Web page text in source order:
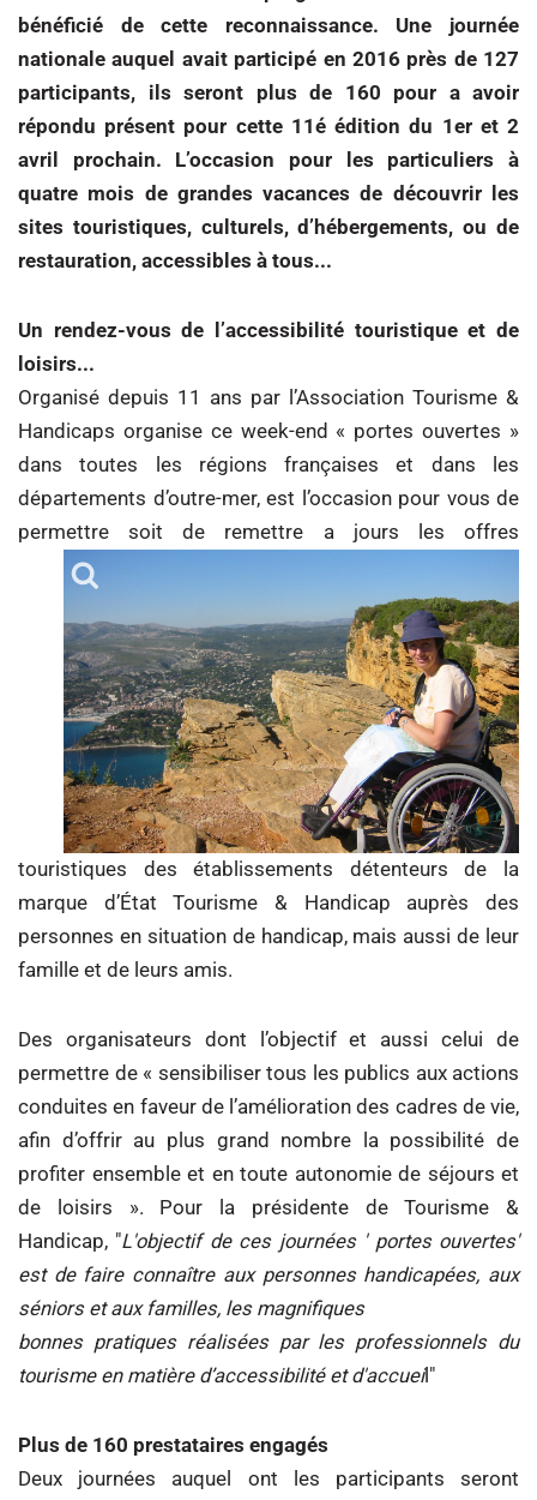
bénéficié de cette reconnaissance. Une journée
nationale auquel avait participé en 2016 près de 127
participants, ils seront plus de 160 pour a avoir
répondu présent pour cette 11é édition du 1er et 2
avril prochain. L’occasion pour les particuliers à
quatre mois de grandes vacances de découvrir les
sites touristiques, culturels, d’hébergements, ou de
restauration, accessibles à tous...
Un rendez-vous de l’accessibilité touristique et de
loisirs...
Organisé depuis 11 ans par l’Association Tourisme &
Handicaps organise ce week-end « portes ouvertes »
dans toutes les régions françaises et dans les
départements d’outre-mer, est l’occasion pour vous de
permettre soit de remettre a jours les offres
touristiques des établissements détenteurs de la
marque d’État Tourisme & Handicap auprès des
personnes en situation de handicap, mais aussi de leur
famille et de leurs amis.
Des organisateurs dont l’objectif et aussi celui de
permettre de « sensibiliser tous les publics aux actions
conduites en faveur de l’amélioration des cadres de vie,
afin d’offrir au plus grand nombre la possibilité de
profiter ensemble et en toute autonomie de séjours et
de loisirs ». Pour la présidente de Tourisme &
Handicap, "L'objectif de ces journées ' portes ouvertes'
est de faire connaître aux personnes handicapées, aux
séniors et aux familles, les magnifiques
bonnes pratiques réalisées par les professionnels du
tourisme en matière d’accessibilité et d'accueil"
Plus de 160 prestataires engagés
Deux journées auquel ont les participants seront